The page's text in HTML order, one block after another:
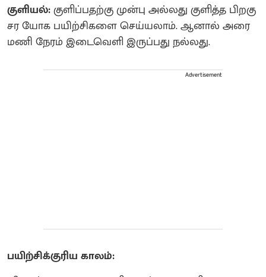
குளியல்:குளிப்பதற்கு முன்பு அல்லது குளித்த பிறகு
சர யோக பயிற்சிகளை செய்யலாம். ஆனால் அரை
மணி நேரம் இடைவெளி இருப்பது நல்லது.
Advertisement
பயிற்சிக்குரிய காலம்: